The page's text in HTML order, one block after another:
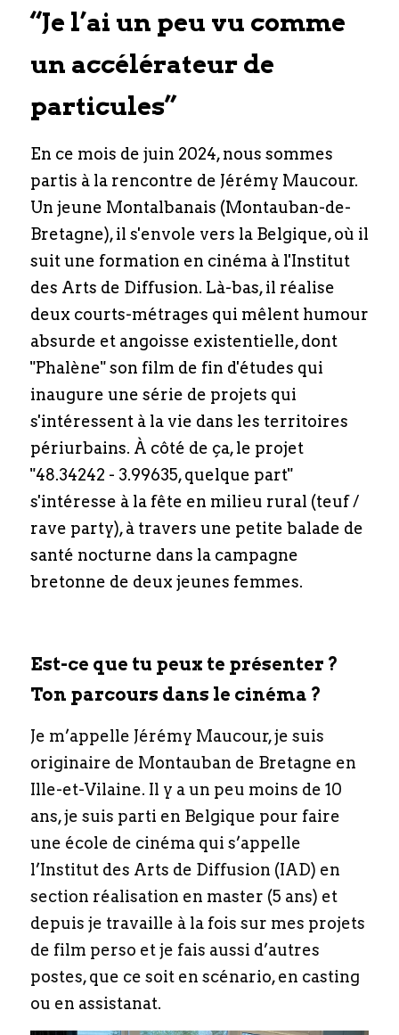
PHOTOS/VIDÉOS/PRESSE
RÉSEAUX SOCIAUX
NEWSLETTER
NOS PARTENAIRES
“Je l’ai un peu vu comme
un accélérateur de
particules”
En ce mois de juin 2024, nous sommes
partis à la rencontre de Jérémy Maucour.
Un jeune Montalbanais (Montauban-de-
Bretagne), il s'envole vers la Belgique, où il
suit une formation en cinéma à l'Institut
des Arts de Diffusion. Là-bas, il réalise
deux courts-métrages qui mêlent humour
absurde et angoisse existentielle, dont
"Phalène" son film de fin d'études qui
inaugure une série de projets qui
s'intéressent à la vie dans les territoires
périurbains. À côté de ça, le projet
"48.34242 - 3.99635, quelque part"
s'intéresse à la fête en milieu rural (teuf /
rave party), à travers une petite balade de
santé nocturne dans la campagne
bretonne de deux jeunes femmes.
Est-ce que tu peux te présenter ?
Ton parcours dans le cinéma ?
Je m’appelle Jérémy Maucour, je suis
originaire de Montauban de Bretagne en
Ille-et-Vilaine. Il y a un peu moins de 10
ans, je suis parti en Belgique pour faire
une école de cinéma qui s’appelle
l’Institut des Arts de Diffusion (IAD) en
section réalisation en master (5 ans) et
depuis je travaille à la fois sur mes projets
de film perso et je fais aussi d’autres
postes, que ce soit en scénario, en casting
ou en assistanat.